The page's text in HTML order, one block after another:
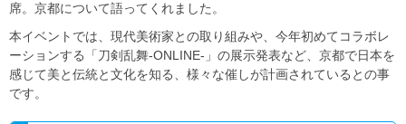
席。京都について語ってくれました。
本イベントでは、現代美術家との取り組みや、今年初めてコラボレ
ーションする「刀剣乱舞-ONLINE-」の展示発表など、京都で日本を
感じて美と伝統と文化を知る、様々な催しが計画されているとの事
です。